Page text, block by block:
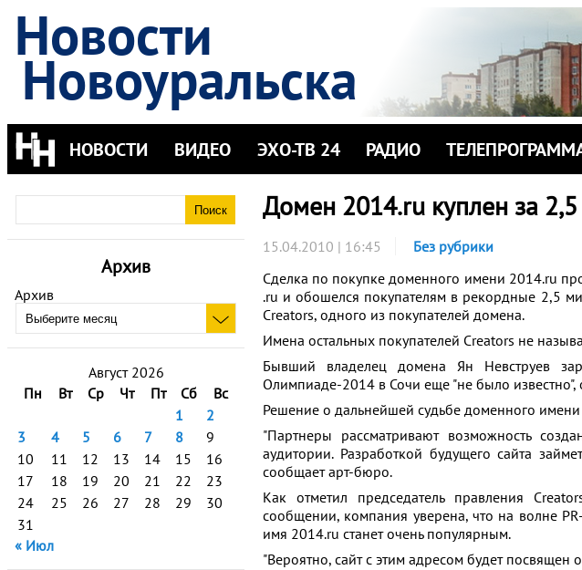
Новости
Новоуральска
НОВОСТИ ВИДЕО ЭХО-ТВ 24 РАДИО
Архив
Архив
Август 2026
Пн
Вт Ср Чт Пт Сб
Вс
1
2
3
4 5 6 7 8
9
10
11 12 13 14 15
16
17
18 19 20 21 22
23
24
25 26 27 28 29
30
31
« Июл
Домен 2014.ru куплен за
15.04.2010 | 16:45
Без рубрики
Сделка по покупке доменного имени 2014.ru
.ru и обошелся покупателям в рекордные 2,5
Creators, одного из покупателей домена.
Имена остальных покупателей Creators не
Бывший владелец домена Ян Невструев
Олимпиаде-2014 в Сочи еще "не было известно",
Решение о дальнейшей судьбе доменного
"Партнеры рассматривают возможность
аудитории. Разработкой будущего сайта
сообщает арт-бюро.
Как отметил председатель правления
сообщении, компания уверена, что на волне
имя 2014.ru станет очень популярным.
"Вероятно, сайт с этим адресом будет посвящен